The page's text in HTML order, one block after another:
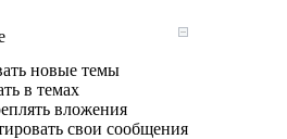
новые темы
в темах
вложения
свои сообщения